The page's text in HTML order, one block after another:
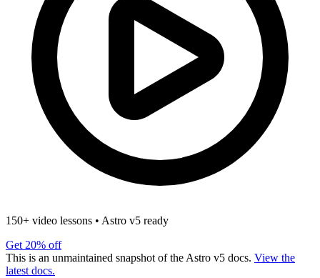
150+ video lessons • Astro v5 ready
Get 20% off
This is an unmaintained snapshot of the Astro v5 docs. View the
latest docs.